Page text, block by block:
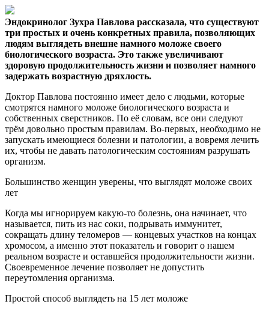
Эндокринолог Зухра Павлова рассказала, что существуют
три простых и очень конкретных правила, позволяющих
людям выглядеть внешне намного моложе своего
биологического возраста. Это также увеличивают
здоровую продолжительность жизни и позволяет намного
задержать возрастную дряхлость.
Доктор Павлова постоянно имеет дело с людьми, которые
смотрятся намного моложе биологического возраста и
собственных сверстников. По её словам, все они следуют
трём довольно простым правилам. Во-первых, необходимо не
запускать имеющиеся болезни и патологии, а вовремя лечить
их, чтобы не давать патологическим состояниям разрушать
организм.
Большинство женщин уверены, что выглядят моложе своих
лет
Когда мы игнорируем какую-то болезнь, она начинает, что
называется, пить из нас соки, подрывать иммунитет,
сокращать длину теломеров — концевых участков на концах
хромосом, а именно этот показатель и говорит о нашем
реальном возрасте и оставшейся продолжительности жизни.
Своевременное лечение позволяет не допустить
переутомления организма.
Простой способ выглядеть на 15 лет моложе